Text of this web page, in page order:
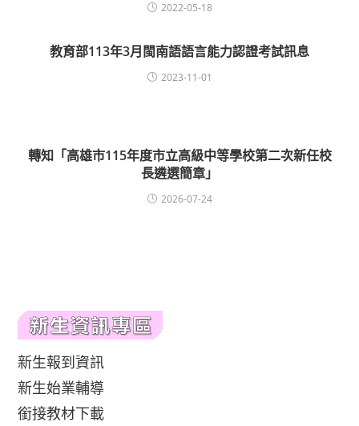
2022-05-18
教育部113年3月閩南語語言能力認證考試訊息
2023-11-01
轉知「高雄市115年度市立高級中等學校第二次新任校
長遴選簡章」
2026-07-24
新生報到資訊
新生始業輔導
銜接教材下載